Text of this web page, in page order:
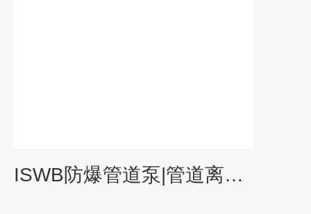
ISWB防爆管道泵|管道离心油泵|ISWB卧式管道泵